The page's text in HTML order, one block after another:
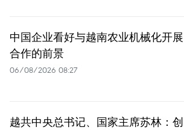
中国企业看好与越南农业机械化开展
合作的前景
06/08/2026 08:27
越共中央总书记、国家主席苏林：创